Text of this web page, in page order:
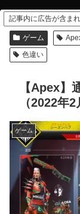
記事内に広告が含まれ
ゲーム
色違い
【Apex】
（2022年2
ゲーム